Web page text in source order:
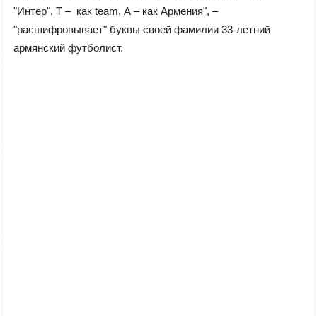
"Интер", Т – как team, А – как Армения", –
"расшифровывает" буквы своей фамилии 33-летний
армянский футболист.